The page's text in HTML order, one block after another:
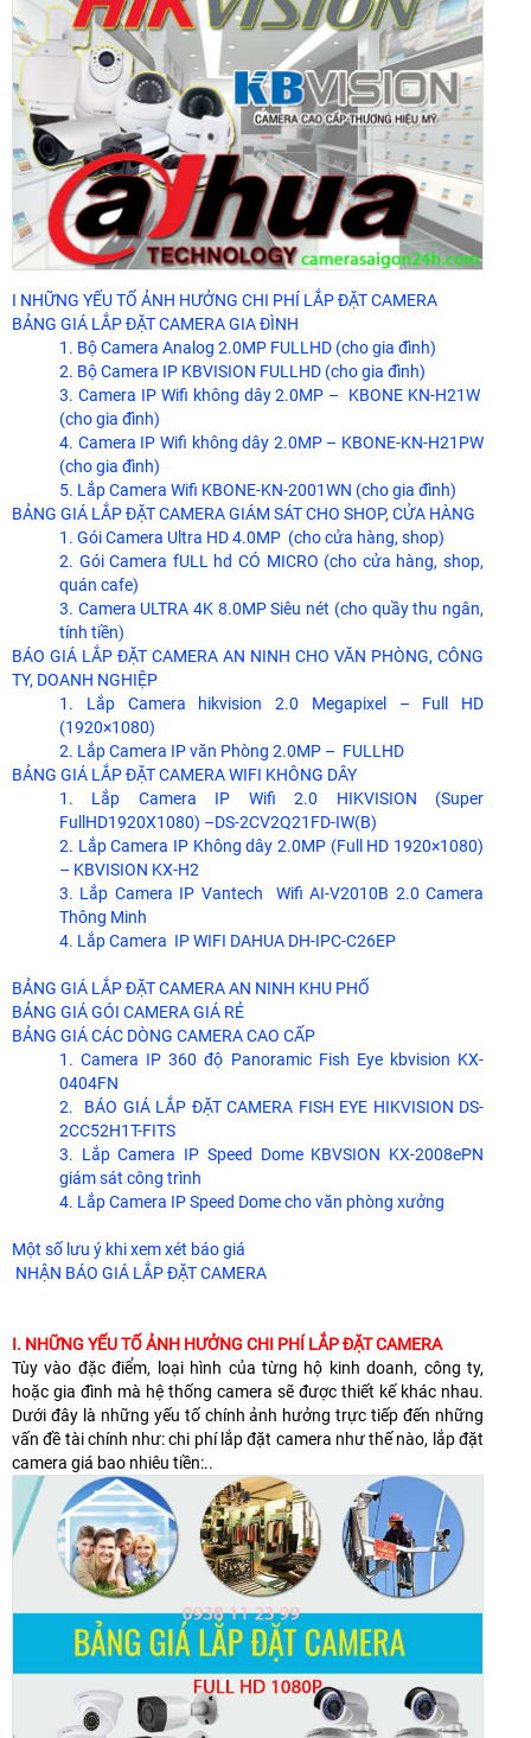
I NHỮNG YẾU TỐ ẢNH HƯỞNG CHI PHÍ LẮP ĐẶT CAMERA
BẢNG GIÁ LẮP ĐẶT CAMERA GIA ĐÌNH
1. Bộ Camera Analog 2.0MP FULLHD (cho gia đình)
2. Bộ Camera IP KBVISION FULLHD (cho gia đình)
3. Camera IP Wifi không dây 2.0MP – KBONE KN-H21W
(cho gia đình)
4. Camera IP Wifi không dây 2.0MP – KBONE-KN-H21PW
(cho gia đình)
5. Lắp Camera Wifi KBONE-KN-2001WN (cho gia đình)
BẢNG GIÁ LẮP ĐẶT CAMERA GIÁM SÁT CHO SHOP, CỬA HÀNG
1. Gói Camera Ultra HD 4.0MP (cho cửa hàng, shop)
2. Gói Camera fULL hd CÓ MICRO (cho cửa hàng, shop,
quán cafe)
3. Camera ULTRA 4K 8.0MP Siêu nét (cho quầy thu ngân,
tính tiền)
BÁO GIÁ LẮP ĐẶT CAMERA AN NINH CHO VĂN PHÒNG, CÔNG
TY, DOANH NGHIỆP
1. Lắp Camera hikvision 2.0 Megapixel – Full HD
(1920×1080)
2. Lắp Camera IP văn Phòng 2.0MP – FULLHD
BẢNG GIÁ LẮP ĐẶT CAMERA WIFI KHÔNG DÂY
1. Lắp Camera IP Wifi 2.0 HIKVISION (Super
FullHD1920X1080) –DS-2CV2Q21FD-IW(B)
2. Lắp Camera IP Không dây 2.0MP (Full HD 1920×1080)
– KBVISION KX-H2
3. Lắp Camera IP Vantech Wifi AI-V2010B 2.0 Camera
Thông Minh
4. Lắp Camera IP WIFI DAHUA DH-IPC-C26EP
BẢNG GIÁ LẮP ĐẶT CAMERA AN NINH KHU PHỐ
BẢNG GIÁ GÓI CAMERA GIÁ RẺ
BẢNG GIÁ CÁC DÒNG CAMERA CAO CẤP
1. Camera IP 360 độ Panoramic Fish Eye kbvision KX-
0404FN
2. BÁO GIÁ LẮP ĐẶT CAMERA FISH EYE HIKVISION DS-
2CC52H1T-FITS
3. Lắp Camera IP Speed Dome KBVSION KX-2008ePN
giám sát công trình
4. Lắp Camera IP Speed Dome cho văn phòng xưởng
Một số lưu ý khi xem xét báo giá
NHẬN BÁO GIÁ LẮP ĐẶT CAMERA
I. NHỮNG YẾU TỐ ẢNH HƯỞNG CHI PHÍ LẮP ĐẶT CAMERA
Tùy vào đặc điểm, loại hình của từng hộ kinh doanh, công ty,
hoặc gia đình mà hệ thống camera sẽ được thiết kế khác nhau.
Dưới đây là những yếu tố chính ảnh hưởng trực tiếp đến những
vấn đề tài chính như: chi phí lắp đặt camera như thế nào, lắp đặt
camera giá bao nhiêu tiền:..